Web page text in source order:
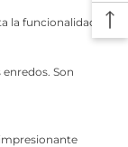
la funcionalidad:
Son